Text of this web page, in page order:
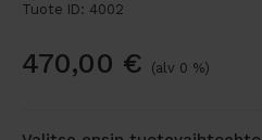
Tuote ID: 4002
470,00 € (alv 0 %)